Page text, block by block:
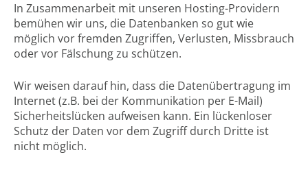
In Zusammenarbeit mit unseren Hosting-Providern
bemühen wir uns, die Datenbanken so gut wie
möglich vor fremden Zugriffen, Verlusten, Missbrauch
oder vor Fälschung zu schützen.
Wir weisen darauf hin, dass die Datenübertragung im
Internet (z.B. bei der Kommunikation per E-Mail)
Sicherheitslücken aufweisen kann. Ein lückenloser
Schutz der Daten vor dem Zugriff durch Dritte ist
nicht möglich.